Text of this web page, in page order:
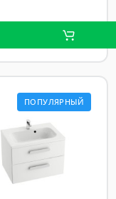
ПОПУЛЯРНЫЙ